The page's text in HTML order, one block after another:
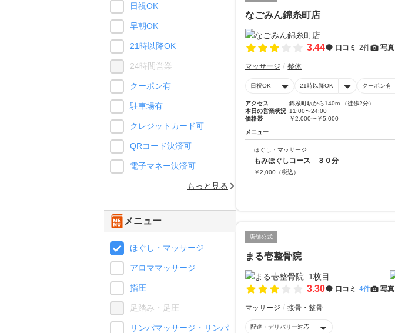
なごみん錦糸町店
3.44 口コミ 2件 写真
マッサージ 整体
日祝OK 21時以降OK クーポン有
アクセス
錦糸町駅から140m （徒歩2分）
本日の営業状況 11:00〜24:00
価格帯
￥2,000〜￥5,000
メニュー
ほぐし・マッサージ
もみほぐしコース ３０分
￥2,000 （税込）
店舗公式
まる壱整骨院
3.30 口コミ 4件 写真
マッサージ 接骨・整骨
配達・デリバリー対応
日祝OK
早朝OK
21時以降OK
24時間営業
クーポン有
駐車場有
クレジットカード可
QRコード決済可
電子マネー決済可
もっと見る
メニュー
ほぐし・マッサージ
アロママッサージ
指圧
足踏み・足圧
リンパマッサージ・リンパ